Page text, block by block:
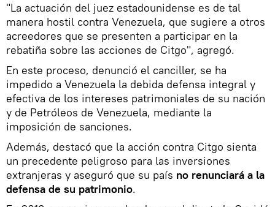
"La actuación del juez estadounidense es de tal
manera hostil contra Venezuela, que sugiere a otros
acreedores que se presenten a participar en la
rebatiña sobre las acciones de Citgo", agregó.
En este proceso, denunció el canciller, se ha
impedido a Venezuela la debida defensa integral y
efectiva de los intereses patrimoniales de su nación
y de Petróleos de Venezuela, mediante la
imposición de sanciones.
Además, destacó que la acción contra Citgo sienta
un precedente peligroso para las inversiones
extranjeras y aseguró que su país no renunciará a la
defensa de su patrimonio.